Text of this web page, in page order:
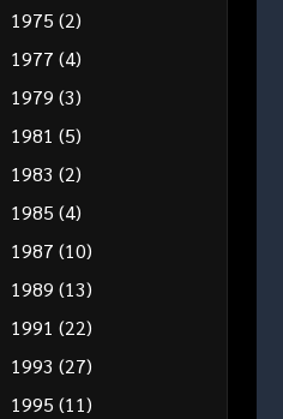
1975 (2)
1977 (4)
1979 (3)
1981 (5)
1983 (2)
1985 (4)
1987 (10)
1989 (13)
1991 (22)
1993 (27)
1995 (11)